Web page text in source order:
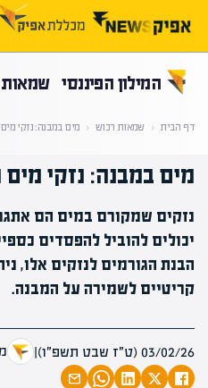
המילון הפיננסי שמאות
דף הבית ‹ שמאות רכוש ‹ מים במבנה: נזקי
מים במבנה: נזקי מים
נזקים שמקורם במים הם
יכולים להוביל להפסדים
הבנת הגורמים לנזקים אלו,
קריטיים לשמירה על המבנה.
03/02/26 (ט״ז שבט תשפ״ו) |